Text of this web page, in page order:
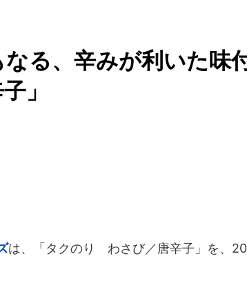
なる、辛みが利いた
」
は、「タクのり わさび／唐辛子」を、